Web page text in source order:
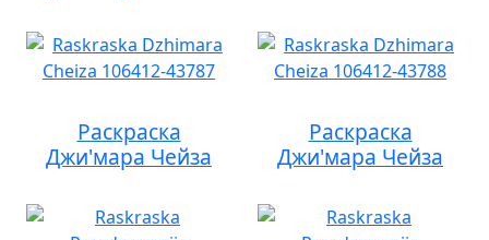
Раскраска
Джи'мара Чейза
Раскраска
Джи'мара Чейза